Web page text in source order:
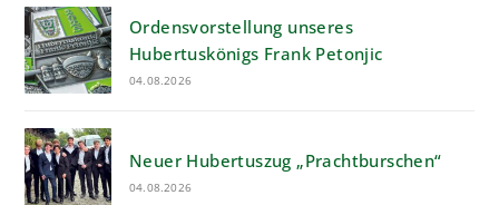
Ordensvorstellung unseres
Hubertuskönigs Frank Petonjic
04.08.2026
Neuer Hubertuszug „Prachtburschen“
04.08.2026